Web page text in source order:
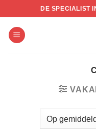
to
content
DE SPECIALIST